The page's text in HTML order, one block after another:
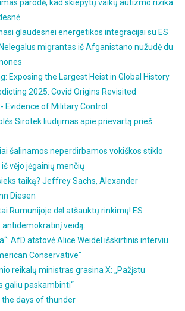
parodė, kad skiepytų vaikų autizmo rizika
glaudesnei energetikos integracijai su ES
migrantas iš Afganistano nužudė du
Exposing the Largest Heist in Global History
2025: Covid Origins Revisited
Evidence of Military Control
Sirotek liudijimas apie prievartą prieš
šalinamos neperdirbamos vokiškos stiklo
vėjo jėgainių menčių
taiką? Jeffrey Sachs, Alexander
Diesen
Rumunijoje dėl atšauktų rinkimų! ES
antidemokratinį veidą.
AfD atstovė Alice Weidel išskirtinis interviu
Conservative"
reikalų ministras grasina X: „Pažįstu
galiu paskambinti“
the days of thunder